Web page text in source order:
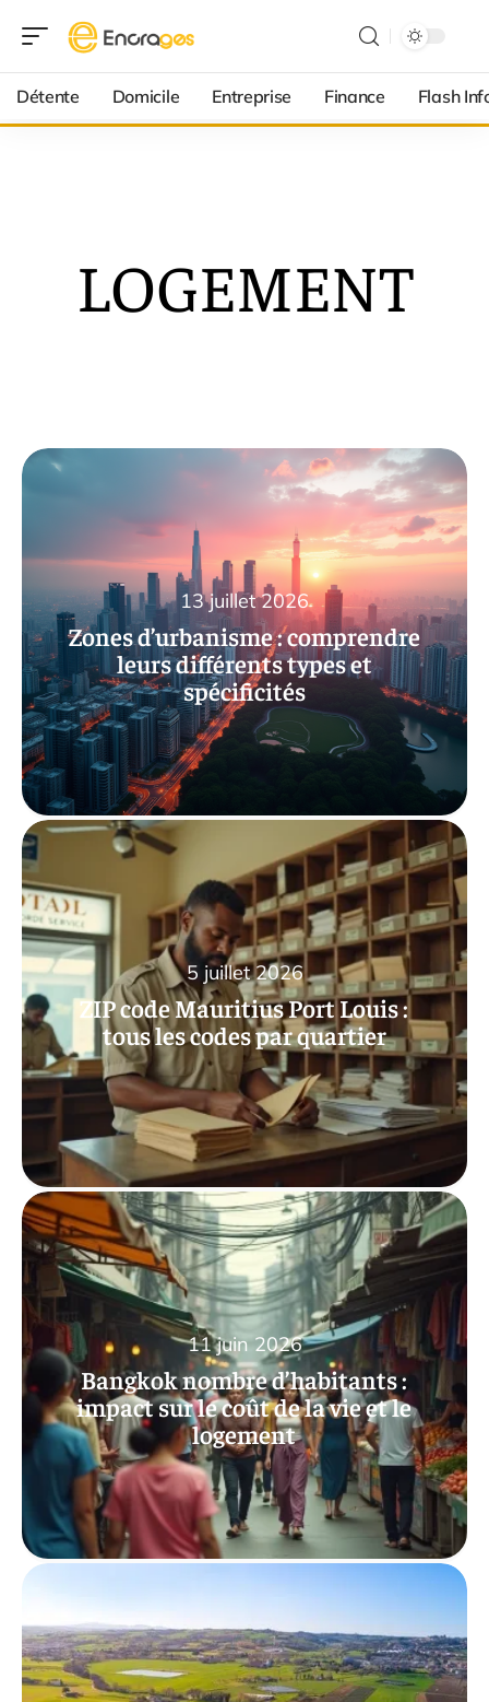
Détente Domicile Entreprise Finance Flash
LOGEMENT
Zones d’urbanisme : comprendre
leurs différents types et
spécificités
13 juillet 2026
ZIP code Mauritius Port Louis :
tous les codes par quartier
5 juillet 2026
Bangkok nombre d’habitants :
impact sur le coût de la vie et le
logement
11 juin 2026